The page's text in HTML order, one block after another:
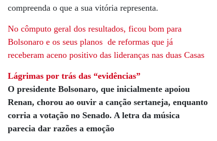
compreenda o que a sua vitória representa.
No cômputo geral dos resultados, ficou bom para
Bolsonaro e os seus planos de reformas que já
receberam aceno positivo das lideranças nas duas Casas
Lágrimas por trás das “evidências”
O presidente Bolsonaro, que inicialmente apoiou
Renan, chorou ao ouvir a canção sertaneja, enquanto
corria a votação no Senado. A letra da música
parecia dar razões a emoção